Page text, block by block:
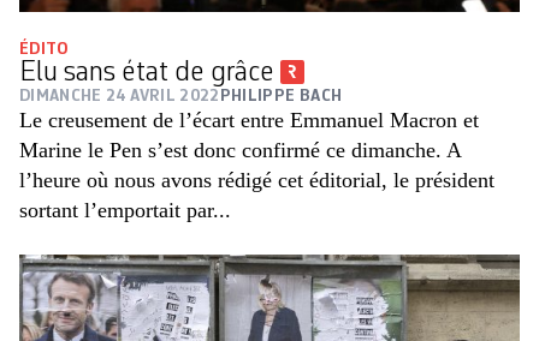
ÉDITO
Elu sans état de grâce
DIMANCHE 24 AVRIL 2022 PHILIPPE BACH
Le creusement de l’écart entre Emmanuel Macron et
Marine le Pen s’est donc confirmé ce dimanche. A
l’heure où nous avons rédigé cet éditorial, le président
sortant l’emportait par...